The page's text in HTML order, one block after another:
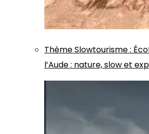
ThèmeSlowtourisme:
l’Aude : nature, slow et